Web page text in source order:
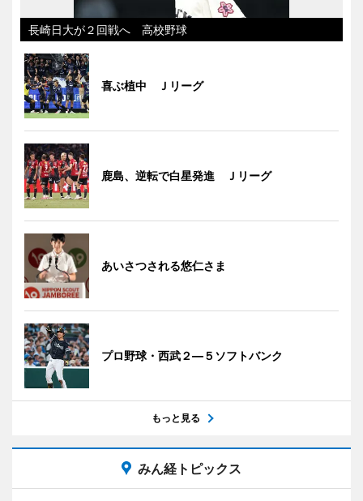
長崎日大が２回戦へ 高校野球
喜ぶ植中 Ｊリーグ
鹿島、逆転で白星発進 Ｊリーグ
あいさつされる悠仁さま
プロ野球・西武２―５ソフトバンク
もっと見る
みん経トピックス